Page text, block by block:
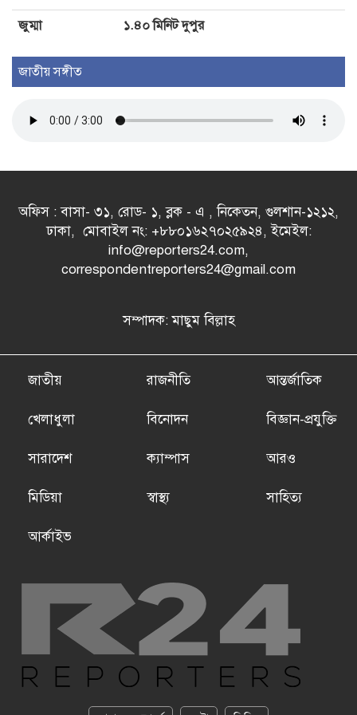
জুম্মা
১.৪০ মিনিট দুপুর
জাতীয় সঙ্গীত
অফিস : বাসা- ৩১, রোড- ১, ব্লক - এ , নিকেতন, গুলশান-১২১২,
ঢাকা, মোবাইল নং: +৮৮০১৬২৭০২৫৯২৪, ইমেইল:
info@reporters24.com,
correspondentreporters24@gmail.com
সম্পাদক: মাছুম বিল্লাহ
জাতীয় রাজনীতি আন্তর্জাতিক
খেলাধুলা বিনোদন বিজ্ঞান-প্রযুক্তি
সারাদেশ ক্যাম্পাস আরও
মিডিয়া স্বাস্থ্য সাহিত্য
আর্কাইভ